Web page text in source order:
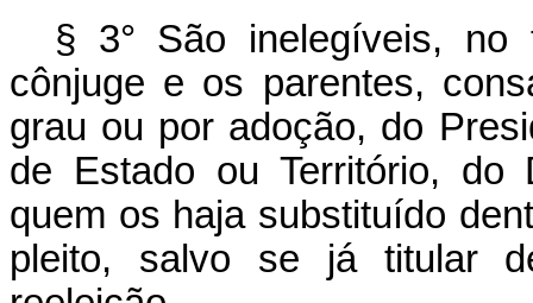
§ 3° São inelegíveis, no
cônjuge e os parentes,
grau ou por adoção, do
de Estado ou Território, do
quem os haja substituído
pleito, salvo se já titular